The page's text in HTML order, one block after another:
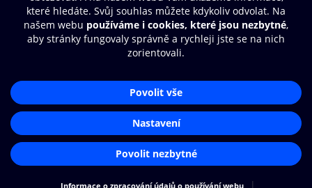
© O2 Czech Republic a.s.
Přístupnost
Zásady zpracování osobních údajů
Nastavení cookies
Aplikace O2 Knihovna
Čti a poslouchej své e-knihy a
audioknihy rychleji a pohodlněji.